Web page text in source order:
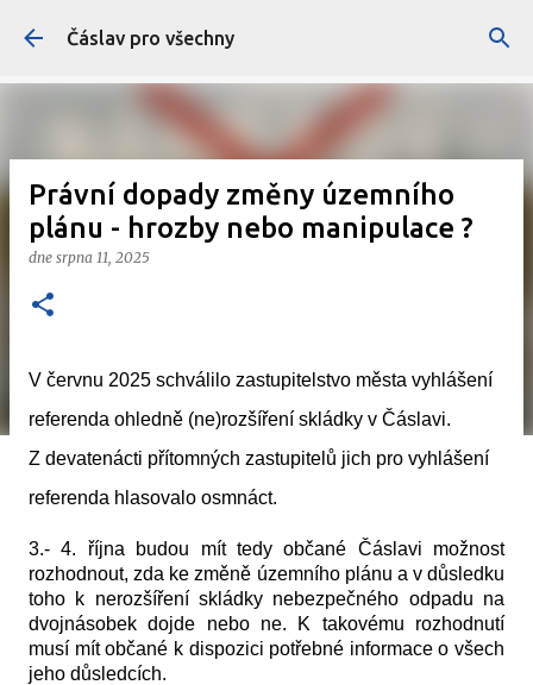
Přeskočit na hlavní obsah
Čáslav pro všechny
Právní dopady změny územního
plánu - hrozby nebo manipulace ?
dne srpna 11, 2025
V červnu 2025 schválilo zastupitelstvo města vyhlášení
referenda ohledně (ne)rozšíření skládky v Čáslavi.
Z devatenácti přítomných zastupitelů jich pro vyhlášení
referenda hlasovalo osmnáct.
3.- 4. října budou mít tedy občané Čáslavi možnost
rozhodnout, zda ke změně územního plánu a v důsledku
toho k nerozšíření skládky nebezpečného odpadu na
dvojnásobek dojde nebo ne. K takovému rozhodnutí
musí mít občané k dispozici potřebné informace o všech
jeho důsledcích.